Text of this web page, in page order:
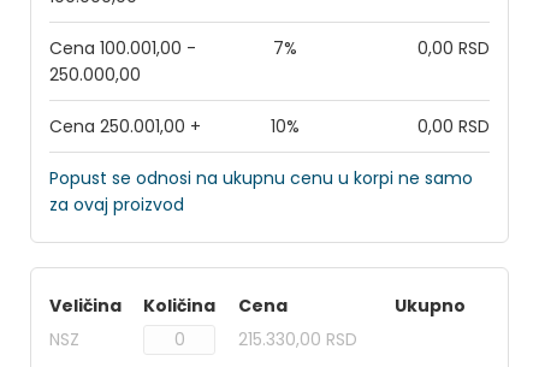
Cena 100.001,00 -
250.000,00
7% 0,00 RSD
Cena 250.001,00 + 10% 0,00 RSD
Popust se odnosi na ukupnu cenu u korpi ne samo
za ovaj proizvod
Veličina Količina Cena
Ukupno
NSZ
215.330,00 RSD